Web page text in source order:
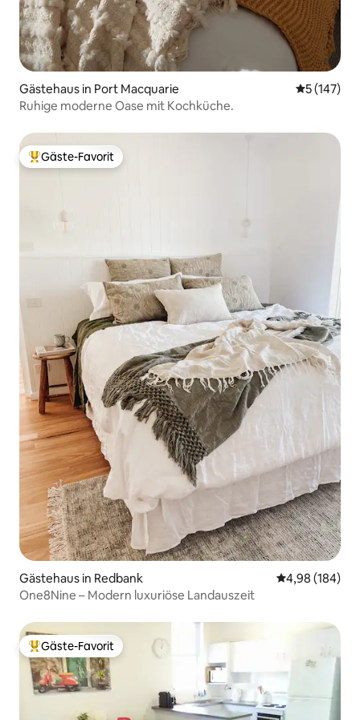
Gästehaus in Port Macquarie
5 (147)
Ruhige moderne Oase mit Kochküche.
Beliebter Gäste-Favorit.
Gäste-Favorit
Gästehaus in Redbank
4,98 (184)
One8Nine – Modern luxuriöse Landauszeit
Beliebter Gäste-Favorit.
Gäste-Favorit